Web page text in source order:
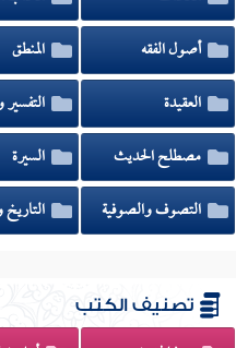
أصول الفقه
المنطق
العقيدة
مصطلح الحديث
السيرة
التصوف والصوفية
تصنيف الكتب